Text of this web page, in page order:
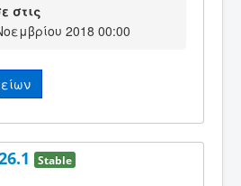
στις
2018 00:00
Stable